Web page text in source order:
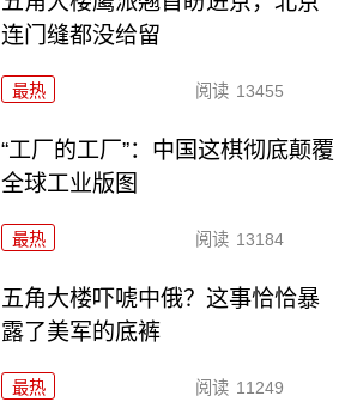
连门缝都没给留
最热 阅读 13455
“工厂的工厂”：中国这棋彻底颠覆
全球工业版图
最热 阅读 13184
五角大楼吓唬中俄？这事恰恰暴
露了美军的底裤
最热 阅读 11249